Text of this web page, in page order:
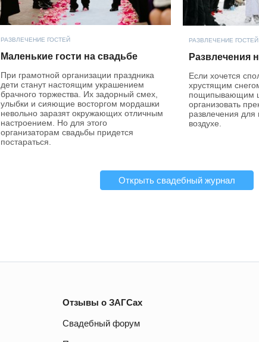
РАЗВЛЕЧЕНИЕ ГОСТЕЙ
Маленькие гости на свадьбе
При грамотной организации праздника
дети станут настоящим украшением
брачного торжества. Их задорный смех,
улыбки и сияющие восторгом мордашки
невольно заразят окружающих отличным
настроением. Но для этого
организаторам свадьбы придется
постараться.
РАЗВЛЕЧЕНИЕ ГОСТЕЙ
Развлечения
Если хочется
хрустящим
пощипывающим
организовать
развлечения для
воздухе.
Открыть свадебный журнал
Отзывы о ЗАГСах
Свадебный форум